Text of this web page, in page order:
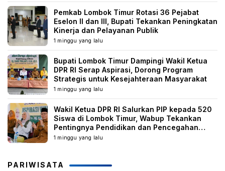
Pemkab Lombok Timur Rotasi 36 Pejabat
Eselon II dan III, Bupati Tekankan Peningkatan
Kinerja dan Pelayanan Publik
1 minggu yang lalu
Bupati Lombok Timur Dampingi Wakil Ketua
DPR RI Serap Aspirasi, Dorong Program
Strategis untuk Kesejahteraan Masyarakat
1 minggu yang lalu
Wakil Ketua DPR RI Salurkan PIP kepada 520
Siswa di Lombok Timur, Wabup Tekankan
Pentingnya Pendidikan dan Pencegahan
Perkawinan Anak
1 minggu yang lalu
PARIWISATA